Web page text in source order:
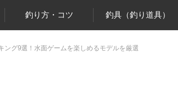
釣り方・コツ 釣具（釣り道具）
ング9選！水面ゲームを楽しめるモデルを厳選